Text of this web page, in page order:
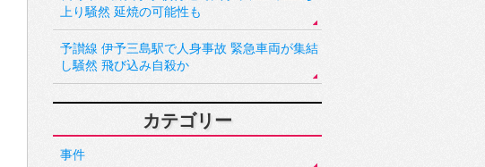
上り騒然 延焼の可能性も
予讃線 伊予三島駅で人身事故 緊急車両が集結
し騒然 飛び込み自殺か
カテゴリー
事件